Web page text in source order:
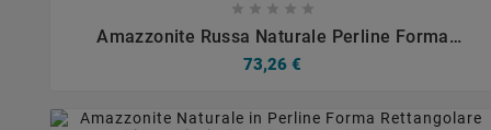
    
Amazzonite Russa Naturale Perline Forma
Icosaedro Sfaccettato 12mm
73,26 €